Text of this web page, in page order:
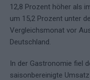
12,8 Prozent höher als
um 15,2 Prozent unter
Vergleichsmonat vor
Deutschland.
In der Gastronomie fiel
saisonbereinigte